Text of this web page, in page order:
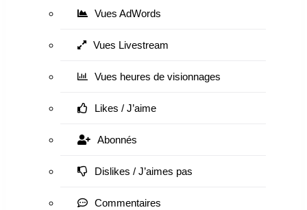
Vues AdWords
Vues Livestream
Vues heures de visionnages
Likes / J’aime
Abonnés
Dislikes / J’aimes pas
Commentaires